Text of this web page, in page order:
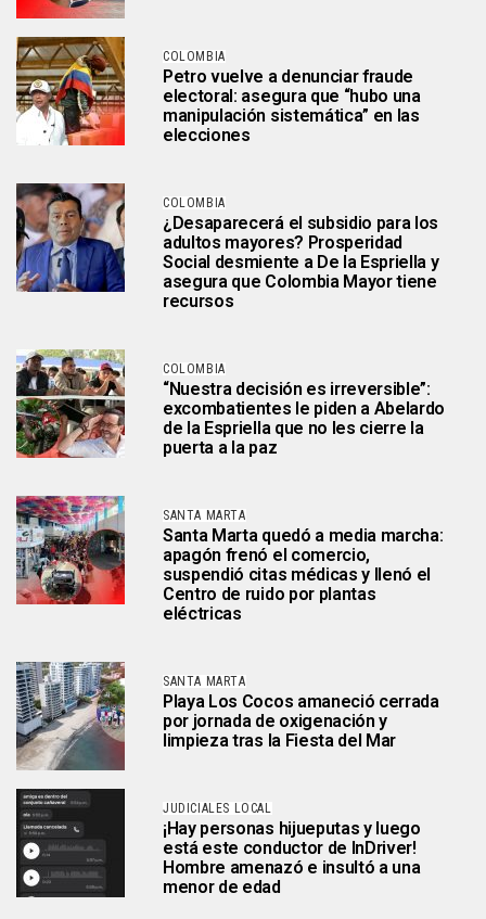
COLOMBIA
Petro vuelve a denunciar fraude
electoral: asegura que “hubo una
manipulación sistemática” en las
elecciones
COLOMBIA
¿Desaparecerá el subsidio para los
adultos mayores? Prosperidad
Social desmiente a De la Espriella y
asegura que Colombia Mayor tiene
recursos
COLOMBIA
“Nuestra decisión es irreversible”:
excombatientes le piden a Abelardo
de la Espriella que no les cierre la
puerta a la paz
SANTA MARTA
Santa Marta quedó a media marcha:
apagón frenó el comercio,
suspendió citas médicas y llenó el
Centro de ruido por plantas
eléctricas
SANTA MARTA
Playa Los Cocos amaneció cerrada
por jornada de oxigenación y
limpieza tras la Fiesta del Mar
JUDICIALES LOCAL
¡Hay personas hijueputas y luego
está este conductor de InDriver!
Hombre amenazó e insultó a una
menor de edad